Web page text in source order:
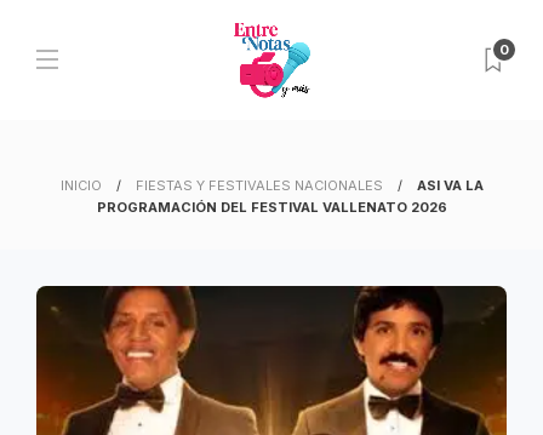
0
INICIO FIESTAS Y FESTIVALES NACIONALES
ASI VA LA
PROGRAMACIÓN DEL FESTIVAL VALLENATO 2026